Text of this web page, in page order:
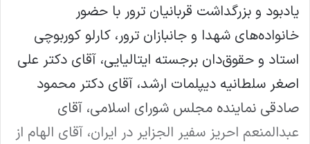
یادبود و بزرگداشت قربانیان ترور با حضور
خانواده‌های شهدا و جانبازان ترور، کارلو کوربوچی
استاد و حقوق‌دان برجسته ایتالیایی، آقای دکتر علی
اصغر سلطانیه دیپلمات ارشد، آقای دکتر محمود
صادقی نماینده مجلس شورای اسلامی، آقای
عبدالمنعم احریز سفیر الجزایر در ایران، آقای الهام از